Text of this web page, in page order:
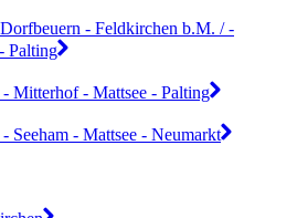
- Feldkirchen b.M. / -
Palting
Mitterhof - Mattsee - Palting
Seeham - Mattsee - Neumarkt